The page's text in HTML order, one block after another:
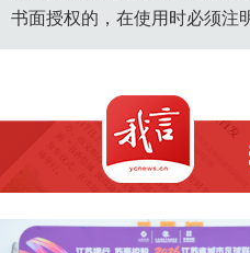
书面授权的，在使用时必须注